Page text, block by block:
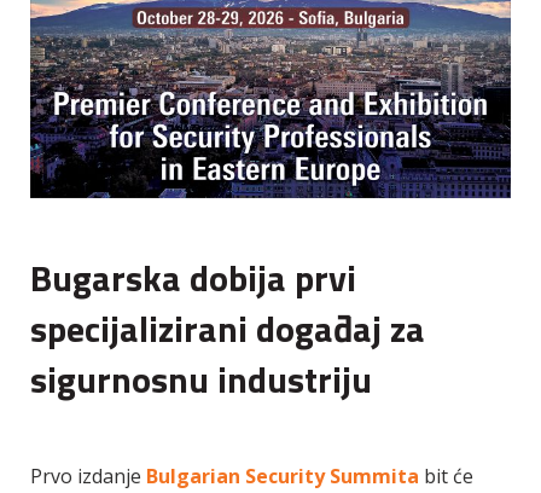
Bugarska dobija prvi
specijalizirani događaj za
sigurnosnu industriju
Prvo izdanje Bulgarian Security Summita bit će